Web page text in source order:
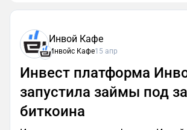
Инвой Кафе
Инвойс Кафе15 апр
Инвест платформа
запустила займы под
биткоина